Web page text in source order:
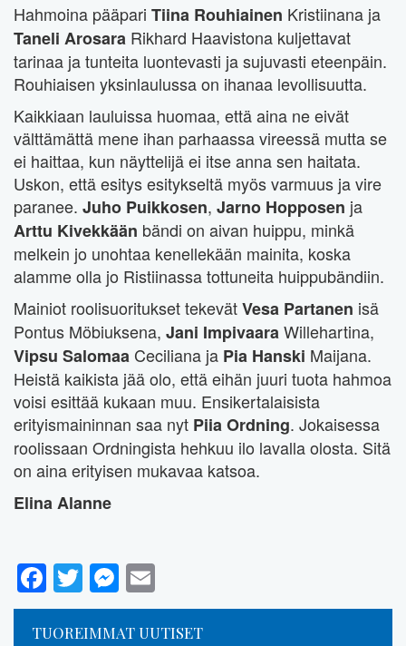
Hahmoina pääpari Tiina Rouhiainen Kristiinana ja
Taneli Arosara Rikhard Haavistona kuljettavat
tarinaa ja tunteita luontevasti ja sujuvasti eteenpäin.
Rouhiaisen yksinlaulussa on ihanaa levollisuutta.
Kaikkiaan lauluissa huomaa, että aina ne eivät
välttämättä mene ihan parhaassa vireessä mutta se
ei haittaa, kun näyttelijä ei itse anna sen haitata.
Uskon, että esitys esitykseltä myös varmuus ja vire
paranee. Juho Puikkosen, Jarno Hopposen ja
Arttu Kivekkään bändi on aivan huippu, minkä
melkein jo unohtaa kenellekään mainita, koska
alamme olla jo Ristiinassa tottuneita huippubändiin.
Mainiot roolisuoritukset tekevätVesa Partanen isä
Pontus Möbiuksena, Jani ImpivaaraWillehartina,
Vipsu Salomaa Ceciliana ja Pia Hanski Maijana.
Heistä kaikista jää olo, että eihän juuri tuota hahmoa
voisi esittää kukaan muu. Ensikertalaisista
erityismaininnan saa nyt Piia Ordning. Jokaisessa
roolissaan Ordningista hehkuu ilo lavalla olosta. Sitä
on aina erityisen mukavaa katsoa.
Elina Alanne
Facebook
TwitterMessenger
TUOREIMMAT UUTISET